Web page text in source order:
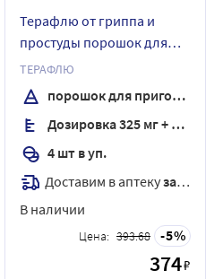
Терафлю от гриппа и
простуды порошок для
приготовления раствора
пакет 4 шт. вкус лимон
ТЕРАФЛЮ
порошок для приготовления раствора
Дозировка 325 мг + 10 мг + 20 мг + 50 мг
4 шт в уп.
Доставим в аптекузавтра
В наличии
Цена: 393.68 5
374₽